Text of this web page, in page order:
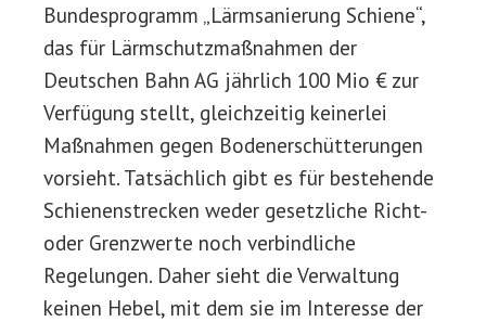
Bundesprogramm „Lärmsanierung Schiene“,
das für Lärmschutzmaßnahmen der
Deutschen Bahn AG jährlich 100 Mio € zur
Verfügung stellt, gleichzeitig keinerlei
Maßnahmen gegen Bodenerschütterungen
vorsieht. Tatsächlich gibt es für bestehende
Schienenstrecken weder gesetzliche Richt-
oder Grenzwerte noch verbindliche
Regelungen. Daher sieht die Verwaltung
keinen Hebel, mit dem sie im Interesse der